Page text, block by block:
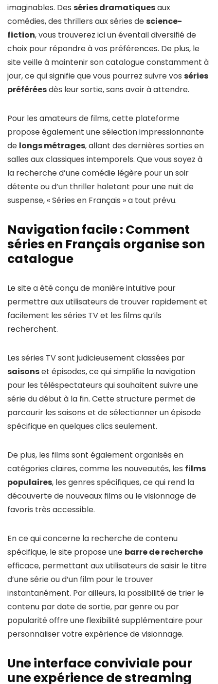
imaginables. Des séries dramatiquesaux
comédies, des thrillers aux séries descience-
fiction, vous trouverez ici un éventail diversifié de
choix pour répondre à vos préférences. De plus, le
site veille à maintenir son catalogue constamment à
jour, ce qui signifie que vous pourrez suivre vos séries
préféréesdès leur sortie, sans avoir à attendre.
Pour les amateurs de films, cette plateforme
propose également une sélection impressionnante
de longs métrages, allant des dernières sorties en
salles aux classiques intemporels. Que vous soyez à
la recherche d’une comédie légère pour un soir
détente ou d’un thriller haletant pour une nuit de
suspense, « Séries en Français » a tout prévu.
Navigation facile : Comment
séries en Français organise son
catalogue
Le site a été conçu de manière intuitive pour
permettre aux utilisateurs de trouver rapidement et
facilement les séries TV et les films qu’ils
recherchent.
Les séries TV sont judicieusement classées par
saisonset épisodes, ce qui simplifie la navigation
pour les téléspectateurs qui souhaitent suivre une
série du début à la fin. Cette structure permet de
parcourir les saisons et de sélectionner un épisode
spécifique en quelques clics seulement.
De plus, les films sont également organisés en
catégories claires, comme les nouveautés, les films
populaires, les genres spécifiques, ce qui rend la
découverte de nouveaux films ou le visionnage de
favoris très accessible.
En ce qui concerne la recherche de contenu
spécifique, le site propose une barre de recherche
efficace, permettant aux utilisateurs de saisir le titre
d’une série ou d’un film pour le trouver
instantanément. Par ailleurs, la possibilité de trier le
contenu par date de sortie, par genre ou par
popularité offre une flexibilité supplémentaire pour
personnaliser votre expérience de visionnage.
Une interface conviviale pour
une expérience de streaming